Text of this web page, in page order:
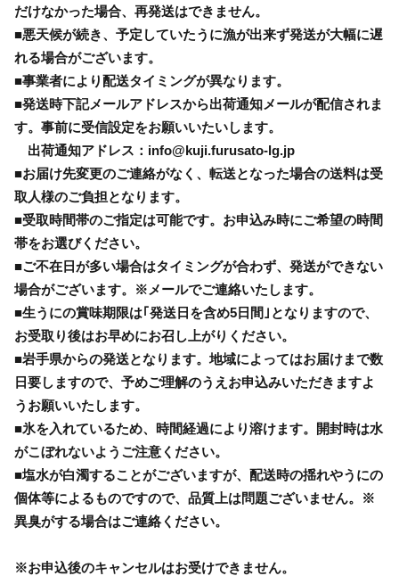
だけなかった場合、再発送はできません。
■悪天候が続き、予定していたうに漁が出来ず発送が大幅に遅
れる場合がございます。
■事業者により配送タイミングが異なります。
■発送時下記メールアドレスから出荷通知メールが配信されま
す。事前に受信設定をお願いいたいします。
出荷通知アドレス：info@kuji.furusato-lg.jp
■お届け先変更のご連絡がなく、転送となった場合の送料は受
取人様のご負担となります。
■受取時間帯のご指定は可能です。お申込み時にご希望の時間
帯をお選びください。
■ご不在日が多い場合はタイミングが合わず、発送ができない
場合がございます。※メールでご連絡いたします。
■生うにの賞味期限は｢発送日を含め5日間｣となりますので、
お受取り後はお早めにお召し上がりください。
■岩手県からの発送となります。地域によってはお届けまで数
日要しますので、予めご理解のうえお申込みいただきますよ
うお願いいたします。
■氷を入れているため、時間経過により溶けます。開封時は水
がこぼれないようご注意ください。
■塩水が白濁することがございますが、配送時の揺れやうにの
個体等によるものですので、品質上は問題ございません。※
異臭がする場合はご連絡ください。
※お申込後のキャンセルはお受けできません。